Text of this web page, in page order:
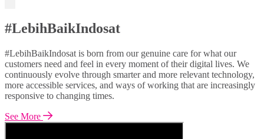
#LebihBaikIndosat
#LebihBaikIndosat is born from our genuine care for what our
customers need and feel in every moment of their digital lives. We
continuously evolve through smarter and more relevant technology,
more accessible services, and ways of working that are increasingly
responsive to changing times.
See More